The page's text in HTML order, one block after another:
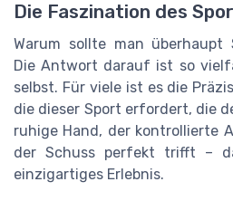
Die Faszination des
Warum sollte man überhaupt
Die Antwort darauf ist so
selbst. Für viele ist es die
die dieser Sport erfordert, die
ruhige Hand, der kontrollierte
der Schuss perfekt trifft –
einzigartiges Erlebnis.